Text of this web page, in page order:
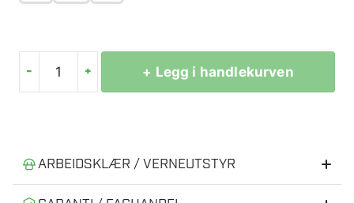
-
antall
+ + Legg i handlekurven
ARBEIDSKLÆR / VERNEUTSTYR